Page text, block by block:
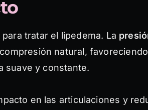
tratar el lipedema. La
natural,
suave y constante.
en las articulaciones y